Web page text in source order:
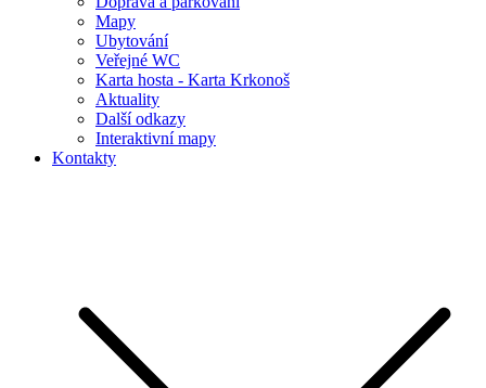
Mapy
Ubytování
Veřejné WC
Karta hosta - Karta Krkonoš
Aktuality
Další odkazy
Interaktivní mapy
Kontakty